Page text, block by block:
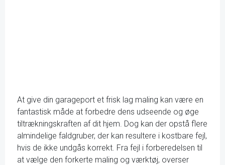
At give din garageport et frisk lag maling kan være en
fantastisk måde at forbedre dens udseende og øge
tiltrækningskraften af dit hjem. Dog kan der opstå flere
almindelige faldgruber, der kan resultere i kostbare fejl,
hvis de ikke undgås korrekt. Fra fejl i forberedelsen til
at vælge den forkerte maling og værktøj, overser